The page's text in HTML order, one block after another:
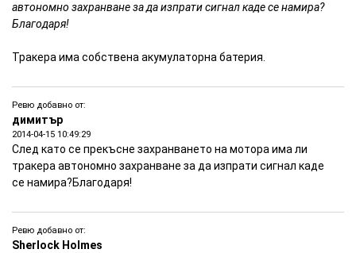
Видео инструкции на: Тракер-аларма за мотопеди
автономно захранване за да изпрати сигнал каде се намира?
Благодаря!
Тракера има собствена акумулаторна батерия.
Ревю добавно от:
димитър
2014-04-15 10:49:29
След като се прекъсне захранването на мотора има ли
тракера автономно захранване за да изпрати сигнал каде
се намира?Благодаря!
Ревю добавно от:
Sherlock Holmes